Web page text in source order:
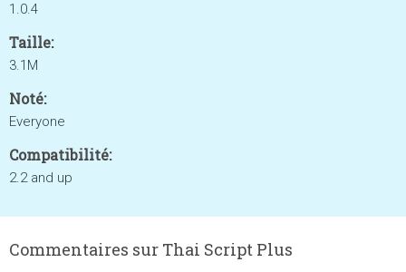
1.0.4
Taille:
3.1M
Noté:
Everyone
Compatibilité:
2.2 and up
Commentaires sur Thai Script Plus